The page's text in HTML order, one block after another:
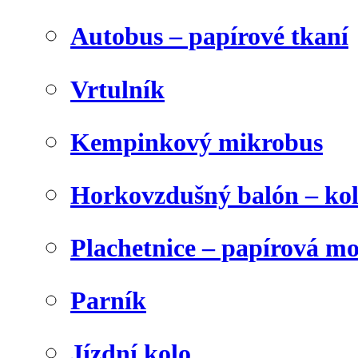
Autobus – papírové tkaní
Vrtulník
Kempinkový mikrobus
Horkovzdušný balón –
Plachetnice – papírová
Parník